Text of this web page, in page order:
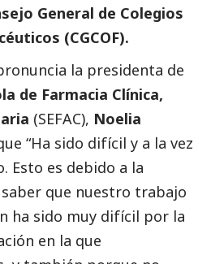
General de Colegios
(CGCOF).
la presidenta de
de Farmacia Clínica,
(SEFAC), Noelia
“Ha sido difícil y a la vez
Esto es debido a la
que nuestro trabajo
ha sido muy difícil por la
en la que